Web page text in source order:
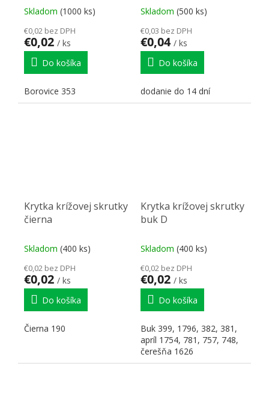
Skladom (1000 ks)
€0,02 bez DPH
€0,02 / ks
Do košíka
Borovice 353
Skladom (500 ks)
€0,03 bez DPH
€0,04 / ks
Do košíka
dodanie do 14 dní
Krytka krížovej skrutky
čierna
Skladom (400 ks)
€0,02 bez DPH
€0,02 / ks
Do košíka
Čierna 190
Krytka krížovej skrutky
buk D
Skladom (400 ks)
€0,02 bez DPH
€0,02 / ks
Do košíka
Buk 399, 1796, 382, ​​381,
apríl 1754, 781, 757, 748,
čerešňa 1626